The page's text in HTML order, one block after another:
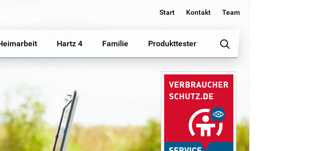
Start Kontakt Team
Hartz 4 Familie Produkttester